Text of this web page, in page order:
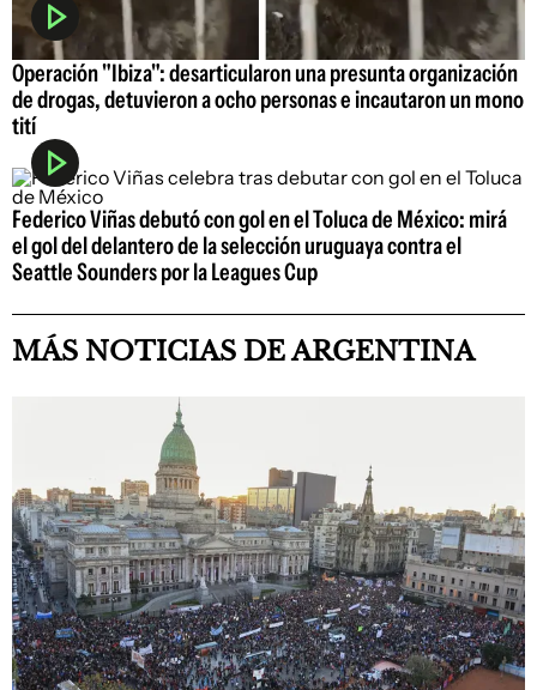
Operación "Ibiza": desarticularon una presunta organización
de drogas, detuvieron a ocho personas e incautaron un mono
tití
Federico Viñas debutó con gol en el Toluca de México: mirá
el gol del delantero de la selección uruguaya contra el
Seattle Sounders por la Leagues Cup
MÁS NOTICIAS DE ARGENTINA